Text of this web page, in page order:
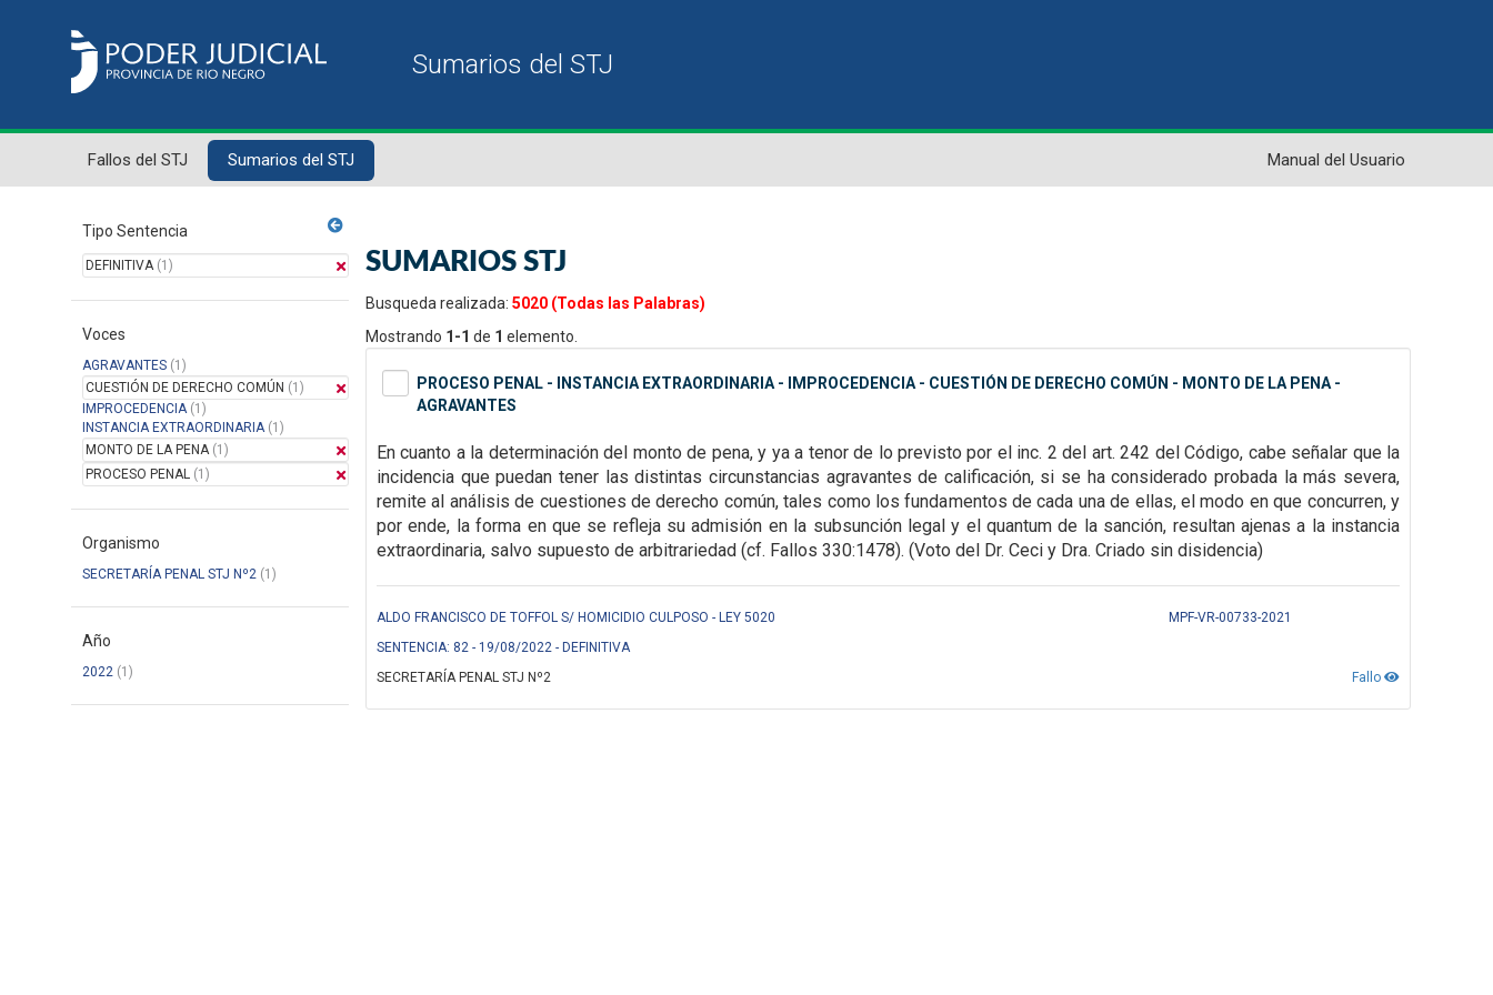
Fallos del STJ Sumarios del STJ Manual del Usuario
Tipo Sentencia
DEFINITIVA(1)
Voces
AGRAVANTES (1)
CUESTIÓN DE DERECHO COMÚN (1)
IMPROCEDENCIA(1)
INSTANCIA EXTRAORDINARIA(1)
MONTO DE LA PENA(1)
PROCESO PENAL (1)
Organismo
SECRETARÍA PENAL STJ Nº2 (1)
Año
2022 (1)
SUMARIOS STJ
Busqueda realizada: 5020 (Todas las Palabras)
Mostrando 1-1 de 1 elemento.
PROCESO PENAL - INSTANCIA EXTRAORDINARIA - IMPROCEDENCIA - CUESTIÓN DE DERECHO COMÚN - MONTO DE LA PENA -
AGRAVANTES
En cuanto a la determinación del monto de pena, y ya a tenor de lo previstopor el inc. 2 del art. 242 del Código, cabe señalar que la
incidencia que puedan tener lasdistintas circunstancias agravantes de calificación, si se ha considerado probada la más severa,
remite al análisis de cuestiones de derecho común, tales como los fundamentos de cada una de ellas, el modo en que concurren, y
por ende, la forma en que se refleja su admisión en la subsunción legal y el quantum de la sanción, resultan ajenas a la instancia
extraordinaria, salvo supuesto de arbitrariedad (cf. Fallos 330:1478). (Voto del Dr. Ceci y Dra. Criado sin disidencia)
ALDO FRANCISCO DE TOFFOL S/ HOMICIDIO CULPOSO - LEY 5020
MPF-VR-00733-2021
SENTENCIA: 82 - 19/08/2022 - DEFINITIVA
Fallo
SECRETARÍA PENAL STJ Nº2